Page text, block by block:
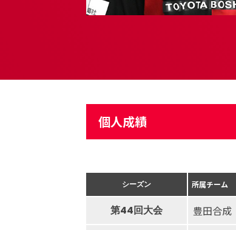
個人成績
シーズン 所属チーム
第44回大会 豊田合成